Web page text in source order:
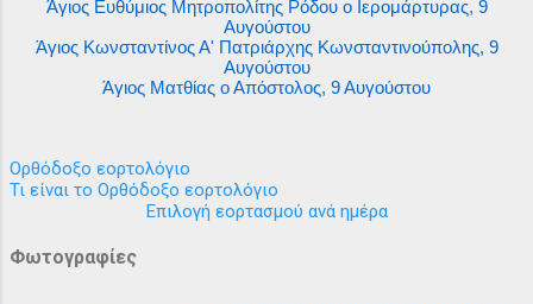
Άγιος Ευθύμιος Μητροπολίτης Ρόδου ο Ιερομάρτυρας, 9
Αυγούστου
Άγιος Κωνσταντίνος Α' Πατριάρχης Κωνσταντινούπολης, 9
Αυγούστου
Άγιος Ματθίας ο Απόστολος, 9 Αυγούστου
Ορθόδοξο εορτολόγιο
Τι είναι το Ορθόδοξο εορτολόγιο
Επιλογή εορτασμού ανά ημέρα
Φωτογραφίες